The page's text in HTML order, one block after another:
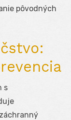
pôvodných
s